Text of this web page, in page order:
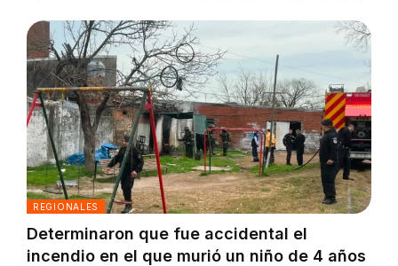
REGIONALES
Determinaron que fue accidental el
incendio en el que murió un niño de 4 años